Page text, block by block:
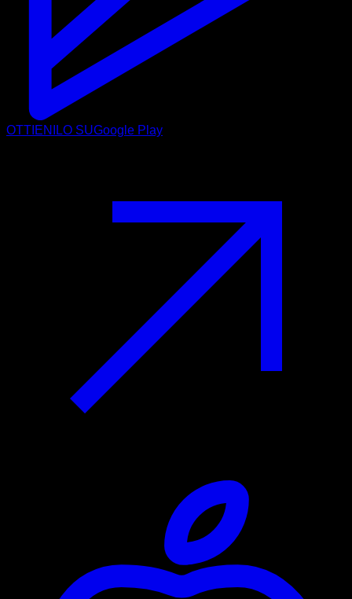
OTTIENILO SUGoogle Play